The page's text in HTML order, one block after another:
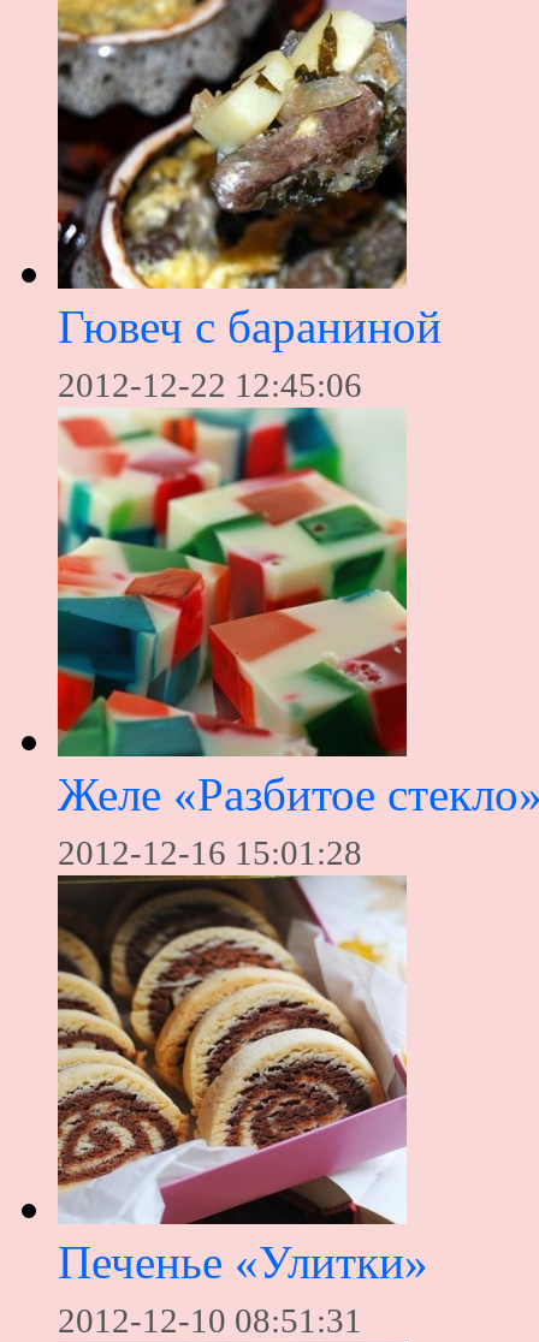
Гювеч с бараниной
2012-12-22 12:45:06
Желе «Разбитое
2012-12-16 15:01:28
Печенье «Улитки»
2012-12-10 08:51:31